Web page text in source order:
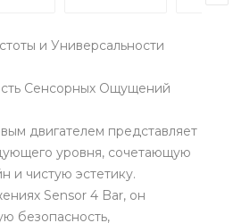
и Универсальности
Сенсорных Ощущений
двигателем представляет
уровня, сочетающую
и чистую эстетику.
Sensor 4 Bar, он
безопасность,